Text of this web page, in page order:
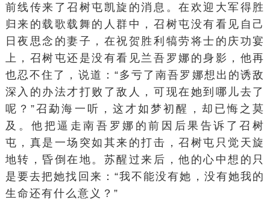
前线传来了召树屯凯旋的消息。在欢迎大军得胜
归来的载歌载舞的人群中，召树屯没有看见自己
日夜思念的妻子，在祝贺胜利犒劳将士的 庆功宴
上，召树屯还是没有看见兰吾罗娜的身影，他再
也忍不住了，说道：“多亏了南吾罗娜想出的诱敌
深入的办法才打败了敌人，可现在她到哪儿去了
呢？”召勐海一听，这才如梦初醒，却已悔之莫
及。他把逼走南吾罗娜的前因后果告诉了召树
屯，真是一场突如其来的打击，召树屯只觉天旋
地转，昏倒在地。苏醒过来后，他的心中想的只
是要去把她找回来：“我不能没有她，没有她我的
生命还有什么意义？”